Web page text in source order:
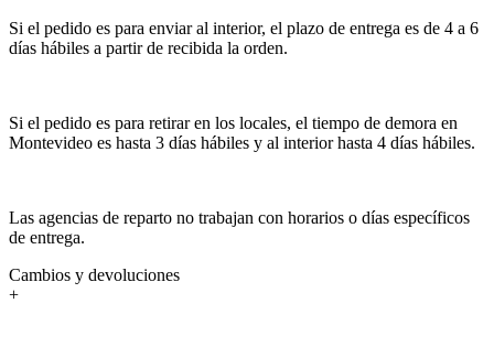
Si el pedido es para enviar al interior, el plazo de entrega es de 4 a 6
días hábiles a partir de recibida la orden.
Si el pedido es para retirar en los locales, el tiempo de demora en
Montevideo es hasta 3 días hábiles y al interior hasta 4 días hábiles.
Las agencias de reparto no trabajan con horarios o días específicos
de entrega.
Cambios y devoluciones
+